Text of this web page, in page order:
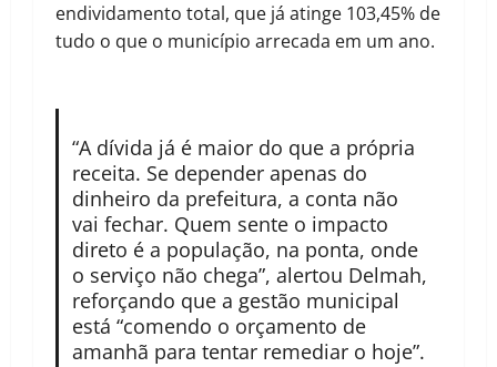
endividamento total, que já atinge 103,45% de
tudo o que o município arrecada em um ano.
“A dívida já é maior do que a própria
receita. Se depender apenas do
dinheiro da prefeitura, a conta não
vai fechar. Quem sente o impacto
direto é a população, na ponta, onde
o serviço não chega”, alertou Delmah,
reforçando que a gestão municipal
está “comendo o orçamento de
amanhã para tentar remediar o hoje”.